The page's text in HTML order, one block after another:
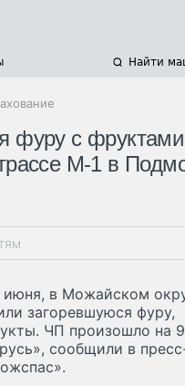
Найти
фуру с фруктами
М-1 в
июня, в Можайском
загоревшуюся фуру,
ЧП произошло на
сообщили в